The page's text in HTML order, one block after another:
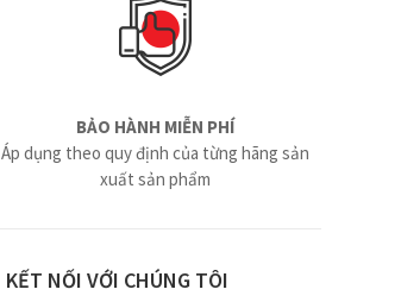
BẢO HÀNH MIỄN PHÍ
Áp dụng theo quy định của từng hãng sản
xuất sản phẩm
KẾT NỐI VỚI CHÚNG TÔI